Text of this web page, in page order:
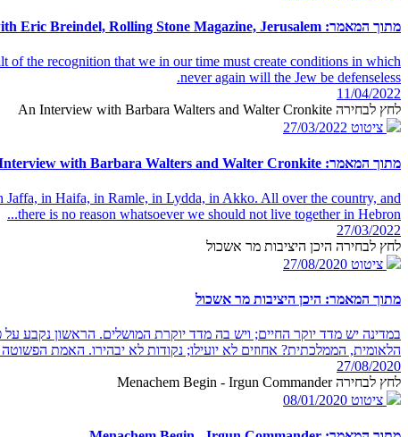
מתוך המאמר: PM Begin in an interview with Eric Breindel, Rolling Stone Magazine, Jerusalem
the recognition that we in our time must create conditions in which
never again will the Jew be defenseless.
11/04/2022
לחץ לבחירה An Interview with Barbara Walters and Walter Cronkite
ציטוט 27/03/2022
מתוך המאמר: An Interview with Barbara Walters and Walter Cronkite
Jaffa, in Haifa, in Ramle, in Lydda, in Akko. All over the country, and
there is no reason whatsoever we should not live together in Hebron...
27/03/2022
לחץ לבחירה היכן היציבות מר אשכול
ציטוט 27/08/2020
מתוך המאמר: היכן היציבות מר אשכול
במדינה יש מדד יוקר החיים; ויש בה מדד יוקרת המושלים. הראשון נקבע
הלאומית, הממלכתית? אחוזים לא יועילו; נקודות לא יבהירו. האמת
27/08/2020
לחץ לבחירה Menachem Begin - Irgun Commander
ציטוט 08/01/2020